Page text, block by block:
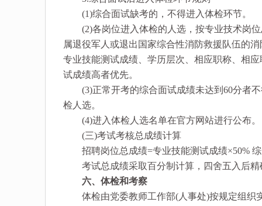
(1)综合面试缺考的，不得进入体检环节。
(2)各岗位进入体检的人选，按专业技术岗位
属退役军人或退出国家综合性消防救援队伍的
专业技能测试成绩、学历层次、相应职称、相
试成绩高者优先。
(3)正常开考的综合面试成绩未达到60分者不
检人选。
(4)进入体检人选名单在官方网站进行公布。
(三)考试考核总成绩计算
招聘岗位总成绩=专业技能测试成绩×50% 综
考试总成绩采取百分制计算，四舍五入后精
六、体检和考察
体检由党委教师工作部(人事处)按规定组织